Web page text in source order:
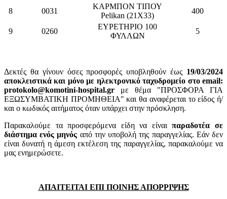
8 0031
ΚΑΡΜΠΟΝ ΤΙΠΟΥ
Pelikan (21Χ33)
400
9 0260
ΕΥΡΕΤΗΡΙΟ 100
ΦΥΛΛΩΝ
5
Δεκτές θα γίνουν όσες προσφορές υποβληθούν έως 19/03/2024
αποκλειστικά και μόνο με ηλεκτρονικό ταχυδρομείο στο email:
protokolo@komotini-hospital.gr με θέμα "ΠΡΟΣΦΟΡΑ ΓΙΑ
ΕΞΩΣΥΜΒΑΤΙΚΗ ΠΡΟΜΗΘΕΙΑ" και θα αναφέρεται το είδος ή/
και ο κωδικός αιτήματος όταν υπάρχει στην πρόσκληση.
Παρακαλούμε τα προσφερόμενα είδη να είναιπαραδοτέα σε
διάστημα ενός μηνός από την υποβολή της παραγγελίας. Εάν δεν
είναι δυνατή η άμεση εκτέλεση της παραγγελίας, παρακαλούμε να
μας ενημερώσετε.
ΑΠΑΙΤΕΙΤΑΙ ΕΠΙ ΠΟΙΝΗΣ ΑΠΟΡΡΙΨΗΣ